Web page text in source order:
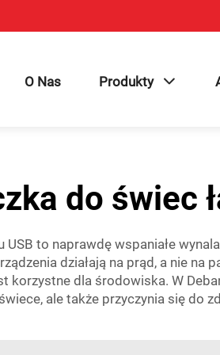
O Nas Produkty
do świec
to naprawdę wspaniałe
działają na prąd, a nie
korzystne dla środowiska. W
ale także przyczynia się do